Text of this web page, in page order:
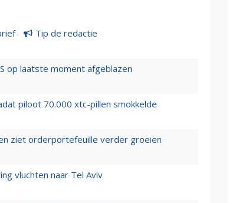
Tip de redactie
op laatste moment afgeblazen
piloot 70.000 xtc-pillen smokkelde
ziet orderportefeuille verder groeien
vluchten naar Tel Aviv